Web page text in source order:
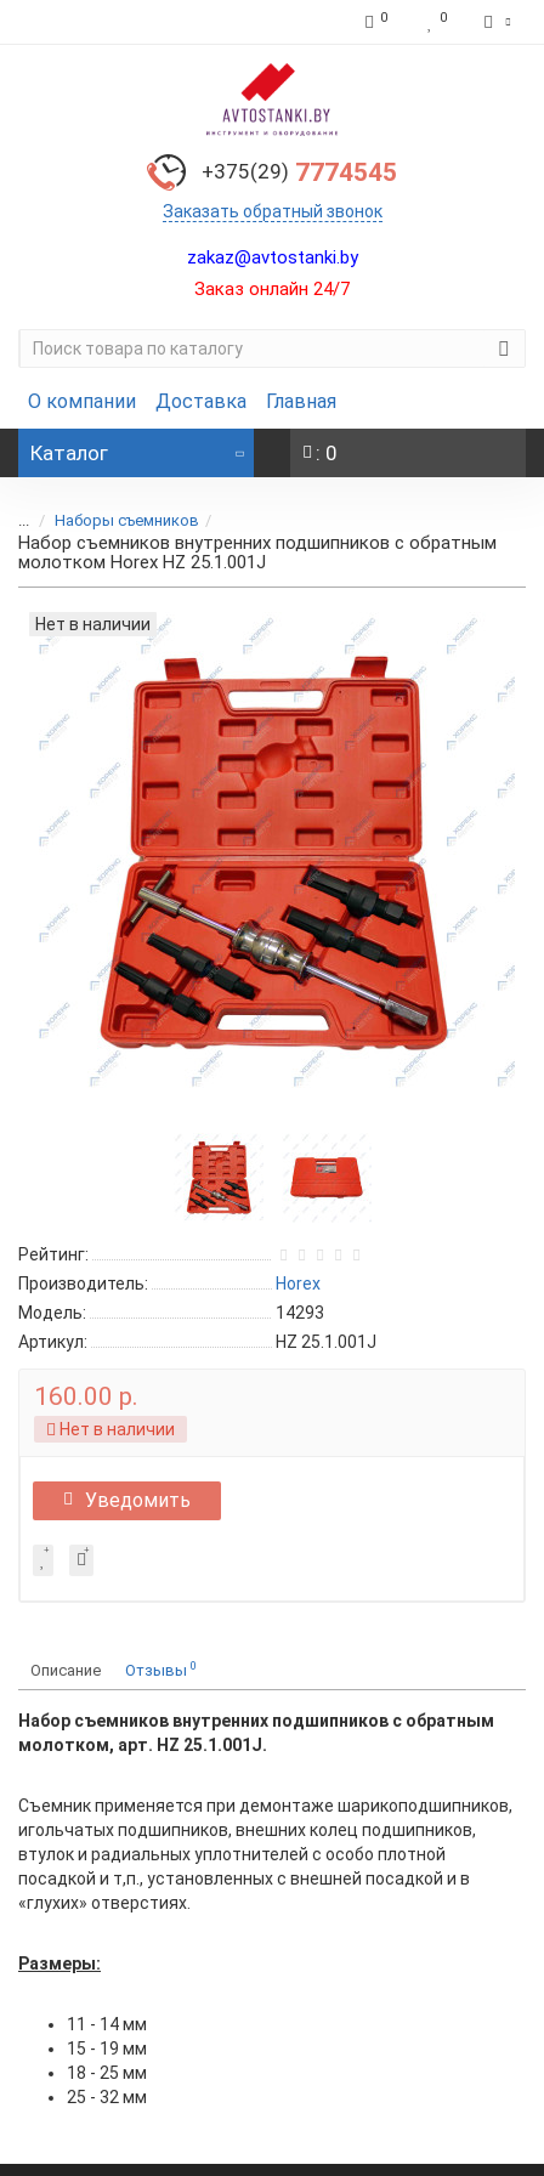
0 0
+375(29) 7774545
Заказать обратный звонок
zakaz@avtostanki.by
Заказ онлайн 24/7
О компании Доставка Главная
Каталог : 0
... Наборы съемников
Набор съемников внутренних подшипников с обратным
молотком Horex HZ 25.1.001J
Нет в наличии
Рейтинг:
Производитель:
Horex
Модель:
14293
Артикул:
HZ 25.1.001J
160.00 р.
Нет в наличии
Уведомить
Описание Отзывы 0
Набор съемников внутренних подшипников с обратным
молотком, арт. HZ 25.1.001J.
Съемник применяется при демонтаже шарикоподшипников,
игольчатых подшипников, внешних колец подшипников,
втулок и радиальных уплотнителей с особо плотной
посадкой и т,п., установленных с внешней посадкой и в
«глухих» отверстиях.
Размеры:
11 - 14 мм
15 - 19 мм
18 - 25 мм
25 - 32 мм